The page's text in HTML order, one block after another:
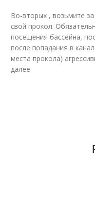
Во-вторых , возьмите
свой прокол.
посещения бассейна,
после попадания в
места прокола)
далее.